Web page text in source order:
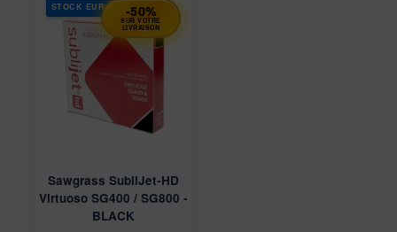
STOCK EUROPE -50%
SUR VOTRE
LIVRAISON
Sawgrass SubliJet­-HD
Virtuoso SG400 / SG800 ­
BLACK